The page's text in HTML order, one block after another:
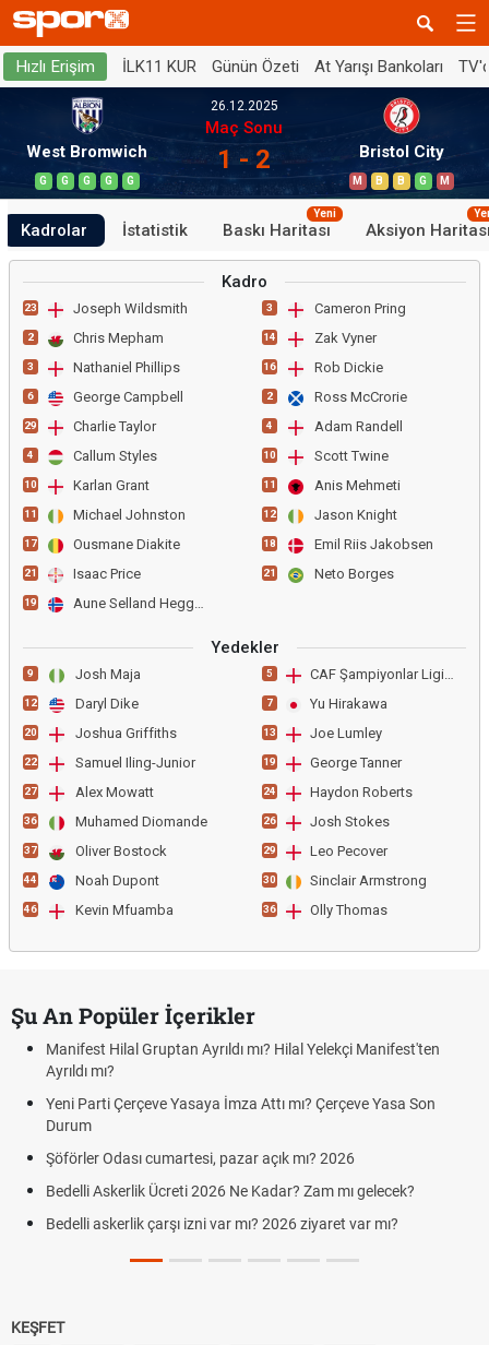
Hızlı Erişim İLK11 KUR Günün Özeti At Yarışı Bankoları
West Bromwich
G G G G G
26.12.2025
Maç Sonu
1 - 2 Bristol City
M B B G M
Kadrolar İstatistik Baskı Haritası
Yeni
Aksiyon
Kadro
23 Joseph Wildsmith
2 Chris Mepham
3 Nathaniel Phillips
6 George Campbell
29 Charlie Taylor
4 Callum Styles
10 Karlan Grant
11 Michael Johnston
17 Ousmane Diakite
21 Isaac Price
19 Aune Selland Heggeboe
3 Cameron Pring
14 Zak Vyner
16 Rob Dickie
2 Ross McCrorie
4 Adam Randell
10 Scott Twine
11 Anis Mehmeti
12 Jason Knight
18 Emil Riis Jakobsen
21 Neto Borges
Yedekler
9 Josh Maja
12 Daryl Dike
20 Joshua Griffiths
22 Samuel Iling-Junior
27 Alex Mowatt
36 Muhamed Diomande
37 Oliver Bostock
44 Noah Dupont
46 Kevin Mfuamba
5 CAF Şampiyonlar Ligi Grp
7 Yu Hirakawa
13 Joe Lumley
19 George Tanner
24 Haydon Roberts
26 Josh Stokes
29 Leo Pecover
30 Sinclair Armstrong
36 Olly Thomas
Şu An Popüler İçerikler
Manifest Hilal Gruptan Ayrıldı mı? Hilal Yelekçi Manifest'ten
Ayrıldı mı?
Yeni Parti Çerçeve Yasaya İmza Attı mı? Çerçeve Yasa Son
Durum
Şöförler Odası cumartesi, pazar açık mı? 2026
Bedelli Askerlik Ücreti 2026 Ne Kadar? Zam mı gelecek?
Bedelli askerlik çarşı izni var mı? 2026 ziyaret var mı?
KEŞFET